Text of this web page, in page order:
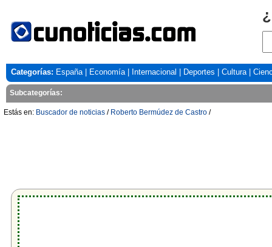
Categorías: España| Economía| Internacional Deportes Cultura|
Subcategorías:
Estás en: Buscador de noticias / Roberto Bermúdez de Castro /